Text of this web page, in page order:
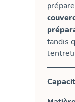
tandis